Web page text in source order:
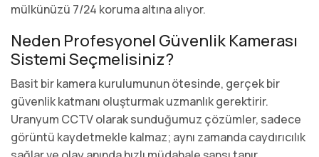
mülkünüzü 7/24 koruma altına alıyor.
Neden Profesyonel Güvenlik Kamerası
Sistemi Seçmelisiniz?
Basit bir kamera kurulumunun ötesinde, gerçek bir
güvenlik katmanı oluşturmak uzmanlık gerektirir.
Uranyum CCTV olarak sunduğumuz çözümler, sadece
görüntü kaydetmekle kalmaz; aynı zamanda caydırıcılık